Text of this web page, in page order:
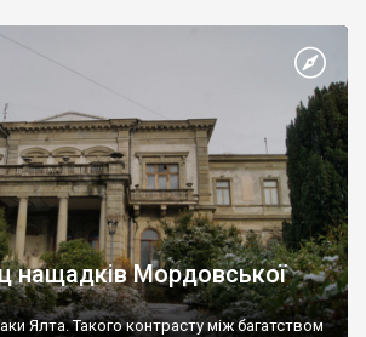
нащадків Мордовської
Ялта. Такого контрасту між багатством